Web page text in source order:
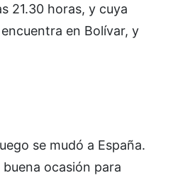
21.30 horas, y cuya
en Bolívar, y
se mudó a España.
ocasión para